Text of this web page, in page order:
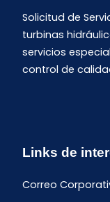
Solicitud de
turbinas
servicios
control de
Links de
Correo